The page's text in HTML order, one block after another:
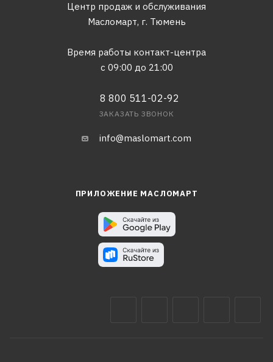
Центр продаж и обслуживания
Масломарт, г. Тюмень
Время работы контакт-центра
с 09:00 до 21:00
8 800 511-02-92
ЗАКАЗАТЬ ЗВОНОК
info@maslomart.com
ПРИЛОЖЕНИЕ МАСЛОМАРТ